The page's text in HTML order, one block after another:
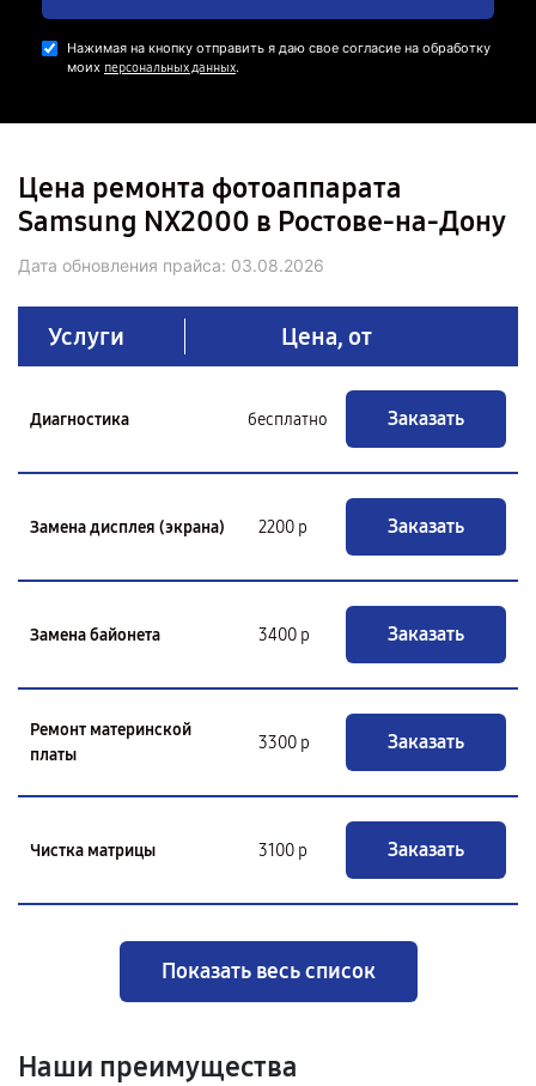
Нажимая на кнопку отправить я даю свое согласие на обработку
моих персональных данных.
Цена ремонта фотоаппарата
Samsung NX2000 в Ростове-на-Дону
Дата обновления прайса: 03.08.2026
Услуги Цена, от
Диагностика бесплатно Заказать
Замена дисплея (экрана) 2200 р Заказать
Замена байонета 3400 р Заказать
Ремонт материнской
платы
3300 р Заказать
Чистка матрицы 3100 р Заказать
Показать весь список
Наши преимущества